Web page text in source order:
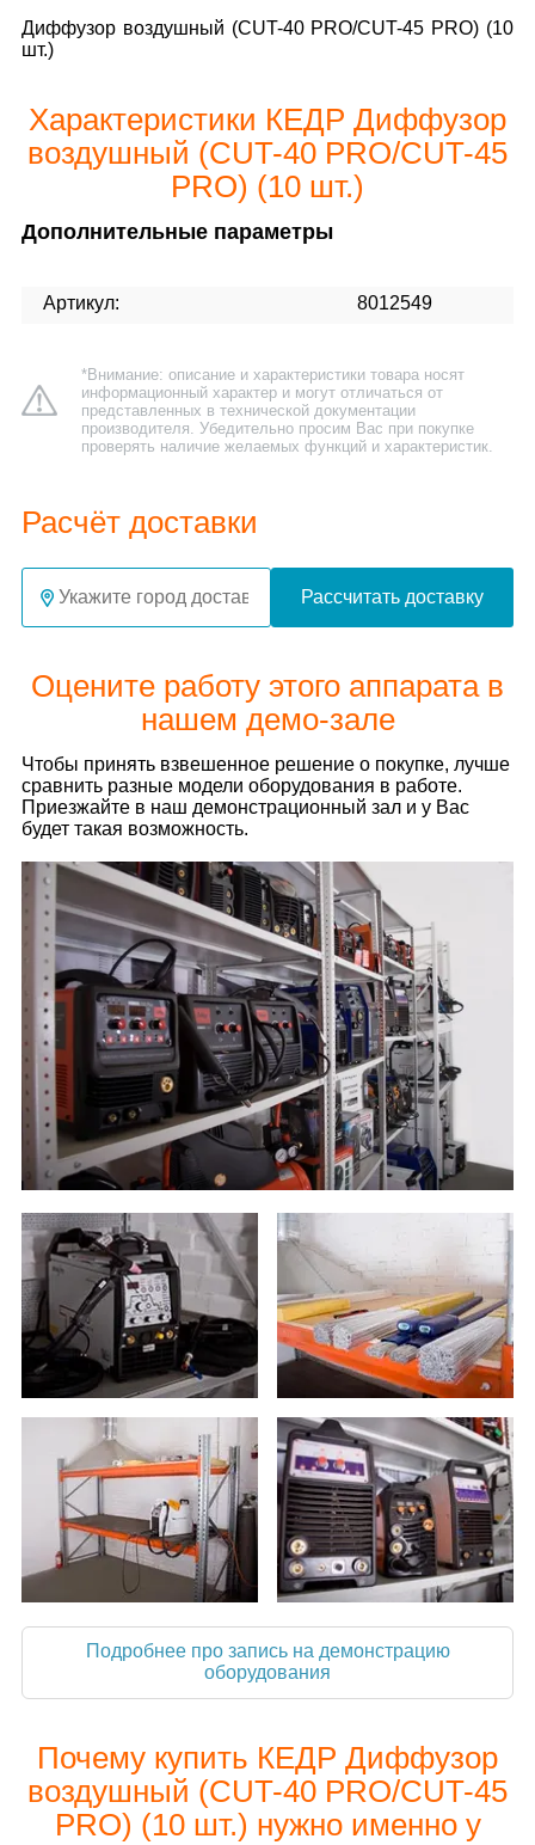
Диффузор воздушный (CUT-40 PRO/CUT-45 PRO) (10
шт.)
Характеристики КЕДР Диффузор
воздушный (CUT-40 PRO/CUT-45
PRO) (10 шт.)
Дополнительные параметры
Артикул: 8012549
*Внимание: описание и характеристики товара носят
информационный характер и могут отличаться от
представленных в технической документации
производителя. Убедительно просим Вас при покупке
проверять наличие желаемых функций и характеристик.
Расчёт доставки
Рассчитать доставку
Оцените работу этого аппарата в
нашем демо-зале
Чтобы принять взвешенное решение о покупке, лучше
сравнить разные модели оборудования в работе.
Приезжайте в наш демонстрационный зал и у Вас
будет такая возможность.
Подробнее про запись на демонстрацию
оборудования
Почему купить КЕДР Диффузор
воздушный (CUT-40 PRO/CUT-45
PRO) (10 шт.) нужно именно у